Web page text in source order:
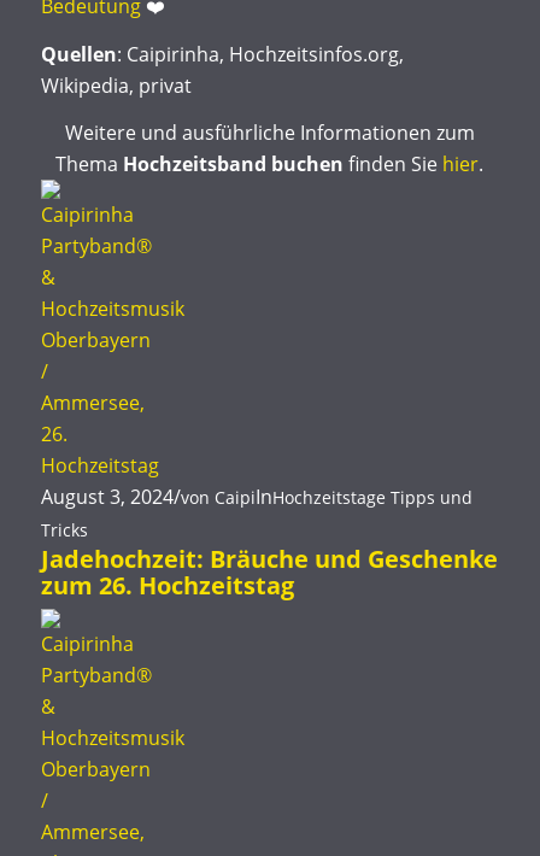
Bedeutung❤️
Quellen: Caipirinha, Hochzeitsinfos.org,
Wikipedia, privat
Weitere und ausführliche Informationen zum
Thema Hochzeitsband buchen finden Sie hier.
August 3, 2024/von CaipiInHochzeitstage Tipps und
Tricks
Jadehochzeit: Bräuche und Geschenke
zum 26. Hochzeitstag